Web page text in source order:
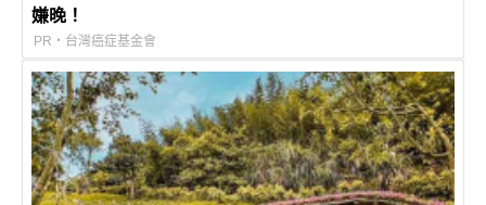
嫌晚！
PR・台灣癌症基金會